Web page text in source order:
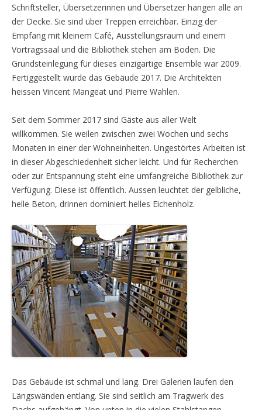
Schriftsteller, Übersetzerinnen und Übersetzer hängen alle an
der Decke. Sie sind über Treppen erreichbar. Einzig der
Empfang mit kleinem Café, Ausstellungsraum und einem
Vortragssaal und die Bibliothek stehen am Boden. Die
Grundsteinlegung für dieses einzigartige Ensemble war 2009.
Fertiggestellt wurde das Gebäude 2017. Die Architekten
heissen Vincent Mangeat und Pierre Wahlen.
Seit dem Sommer 2017 sind Gäste aus aller Welt
willkommen. Sie weilen zwischen zwei Wochen und sechs
Monaten in einer der Wohneinheiten. Ungestörtes Arbeiten ist
in dieser Abgeschiedenheit sicher leicht. Und für Recherchen
oder zur Entspannung steht eine umfangreiche Bibliothek zur
Verfügung. Diese ist öffentlich. Aussen leuchtet der gelbliche,
helle Beton, drinnen dominiert helles Eichenholz.
Das Gebäude ist schmal und lang. Drei Galerien laufen den
Längswänden entlang. Sie sind seitlich am Tragwerk des